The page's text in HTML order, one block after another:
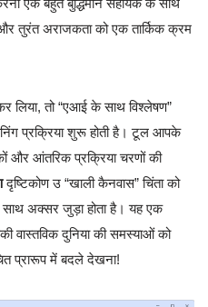
तुरंत अराजकता को एक तार्किक क्रम
लिया, तो “एआई के साथ विश्लेषण”
प्रक्रिया शुरू होती है। टूल आपके
और आंतरिक प्रक्रिया चरणों की
दृष्टिकोण उ “खाली कैनवास” चिंता को
अक्सर जुड़ा होता है। यह एक
वास्तविक दुनिया की समस्याओं को
प्रारूप में बदले देखना!